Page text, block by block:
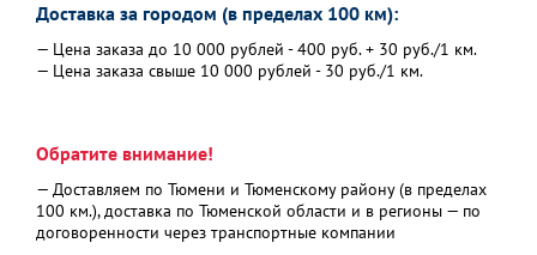
Доставка за городом (в пределах 100 км):
— Цена заказа до 10 000 рублей - 400 руб. + 30 руб./1 км.
— Цена заказа свыше 10 000 рублей - 30 руб./1 км.
Обратите внимание!
— Доставляем по Тюмени и Тюменскому району (в пределах
100 км.), доставка по Тюменской области и в регионы — по
договоренности через транспортные компании